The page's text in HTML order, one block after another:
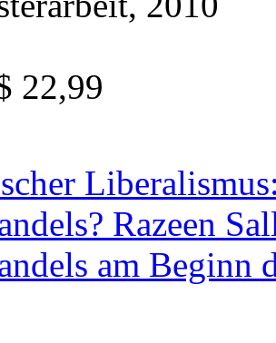
22,99
Razeen
am Beginn